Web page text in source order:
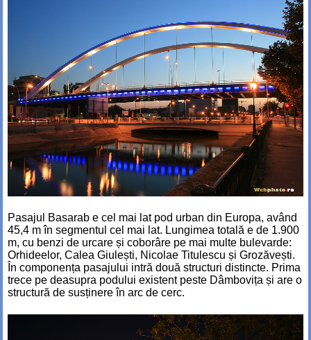
Pasajul Basarab e cel mai lat pod urban din Europa, având
45,4 m în segmentul cel mai lat. Lungimea totală e de 1.900
m, cu benzi de urcare și coborâre pe mai multe bulevarde:
Orhideelor, Calea Giulești, Nicolae Titulescu și Grozăvești.
În componența pasajului intră două structuri distincte. Prima
trece pe deasupra podului existent peste Dâmbovița și are o
structură de susținere în arc de cerc.